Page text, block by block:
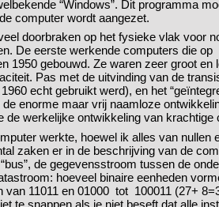
“Windows”. Dit programma
computer wordt aangezet.
doorbraken op het fysieke vlak voor
De eerste werkende computers die op
1950 gebouwd. Ze waren zeer groot en
Pas met de uitvinding van de
echt gebruikt werd), en het
enorme maar vrij naamloze
werkelijke ontwikkeling van krachtige
werkte, hoewel ik alles van nullen
zaken er in de beschrijving van de
de gegevensstroom tussen de
hoeveel binaire eenheden
11011 en 01000 tot 100011 (27+
te snappen als je niet beseft dat alle